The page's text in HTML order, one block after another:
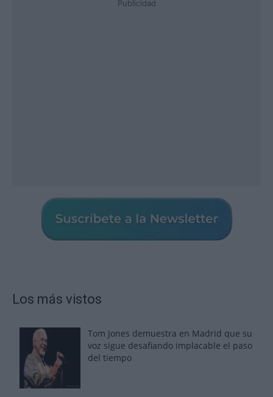
Publicidad
Los más vistos
Tom Jones demuestra en Madrid que su
voz sigue desafiando implacable el paso
del tiempo